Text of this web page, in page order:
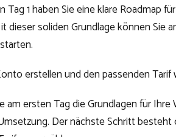
Tag 1 haben Sie eine klare Roadmap
dieser soliden Grundlage können Sie
erstellen und den passenden Tarif
am ersten Tag die Grundlagen für
Der nächste Schritt